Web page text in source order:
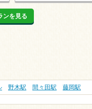
ンを見る
野木駅 間々田駅 藤岡駅